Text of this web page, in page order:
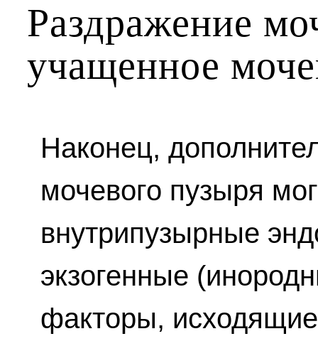
Раздражение
учащенное
Наконец,
мочевого пузыря
внутрипузырные
экзогенные
факторы,